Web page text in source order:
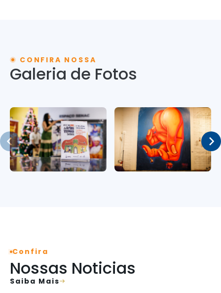
CONFIRA NOSSA
Galeria de Fotos
Confira
Nossas Noticias
Saiba Mais